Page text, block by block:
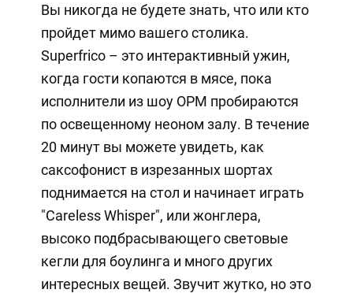
Вы никогда не будете знать, что или кто
пройдет мимо вашего столика.
Superfrico – это интерактивный ужин,
когда гости копаются в мясе, пока
исполнители из шоу OPM пробираются
по освещенному неоном залу. В течение
20 минут вы можете увидеть, как
саксофонист в изрезанных шортах
поднимается на стол и начинает играть
"Careless Whisper", или жонглера,
высоко подбрасывающего световые
кегли для боулинга и много других
интересных вещей. Звучит жутко, но это